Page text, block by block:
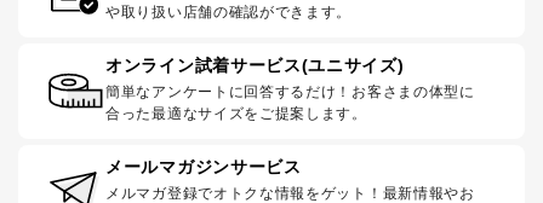
や取り扱い店舗の確認ができます。
オンライン試着サービス(ユニサイズ)
簡単なアンケートに回答するだけ！お客さまの体型に
合った最適なサイズをご提案します。
メールマガジンサービス
メルマガ登録でオトクな情報をゲット！最新情報やお